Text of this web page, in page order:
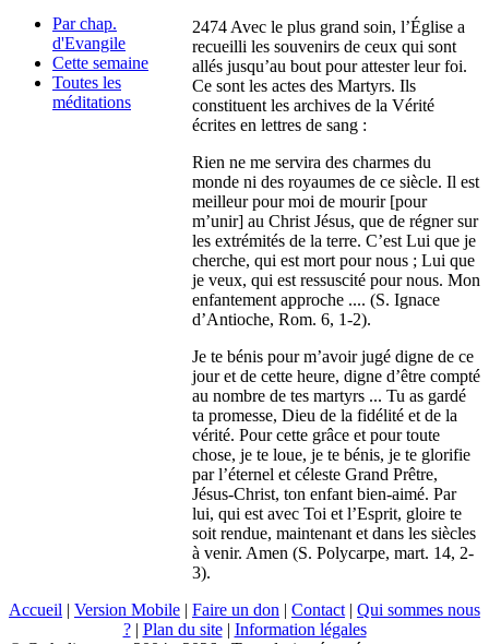
Par chap.
d'Evangile
Cette semaine
Toutes les
méditations
2474 Avec le plus grand soin, l’Église a
recueilli les souvenirs de ceux qui sont
allés jusqu’au bout pour attester leur foi.
Ce sont les actes des Martyrs. Ils
constituent les archives de la Vérité
écrites en lettres de sang :
Rien ne me servira des charmes du
monde ni des royaumes de ce siècle. Il est
meilleur pour moi de mourir [pour
m’unir] au Christ Jésus, que de régner sur
les extrémités de la terre. C’est Lui que je
cherche, qui est mort pour nous ; Lui que
je veux, qui est ressuscité pour nous. Mon
enfantement approche .... (S. Ignace
d’Antioche, Rom. 6, 1-2).
Je te bénis pour m’avoir jugé digne de ce
jour et de cette heure, digne d’être compté
au nombre de tes martyrs ... Tu as gardé
ta promesse, Dieu de la fidélité et de la
vérité. Pour cette grâce et pour toute
chose, je te loue, je te bénis, je te glorifie
par l’éternel et céleste Grand Prêtre,
Jésus-Christ, ton enfant bien-aimé. Par
lui, qui est avec Toi et l’Esprit, gloire te
soit rendue, maintenant et dans les siècles
à venir. Amen (S. Polycarpe, mart. 14, 2-
3).
Accueil | Version Mobile | Faire un don | Contact | Qui sommes nous
?| Plan du site| Information légales